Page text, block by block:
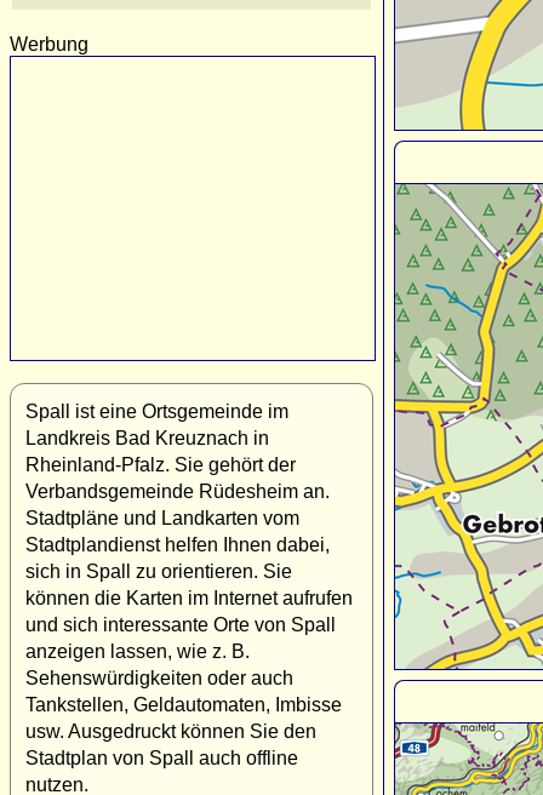
Werbung
Spall ist eine Ortsgemeinde im
Landkreis Bad Kreuznach in
Rheinland-Pfalz. Sie gehört der
Verbandsgemeinde Rüdesheim an.
Stadtpläne und Landkarten vom
Stadtplandienst helfen Ihnen dabei,
sich in Spall zu orientieren. Sie
können die Karten im Internet aufrufen
und sich interessante Orte von Spall
anzeigen lassen, wie z. B.
Sehenswürdigkeiten oder auch
Tankstellen, Geldautomaten, Imbisse
usw. Ausgedruckt können Sie den
Stadtplan von Spall auch offline
nutzen.